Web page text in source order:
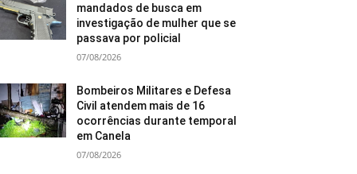
mandados de busca em
investigação de mulher que se
passava por policial
07/08/2026
Bombeiros Militares e Defesa
Civil atendem mais de 16
ocorrências durante temporal
em Canela
07/08/2026